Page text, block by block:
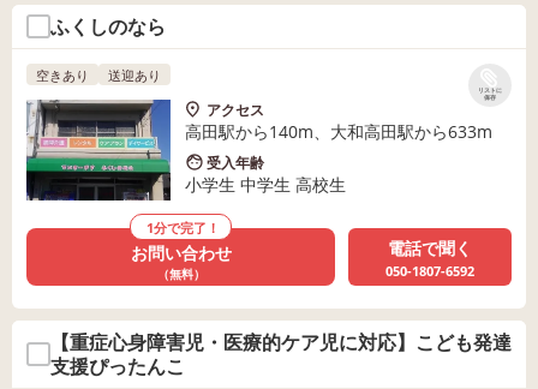
ふくしのなら
リストに
保存
空きあり 送迎あり
アクセス
高田駅から140m、大和高田駅から633m
受入年齢
小学生 中学生 高校生
1分で完了！
お問い合わせ
（無料）
電話で聞く
050-1807-6592
【重症心身障害児・医療的ケア児に対応】こども発達
支援ぴったんこ